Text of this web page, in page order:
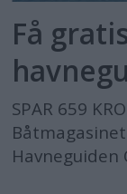
Få
SPAR 659
Havneguiden